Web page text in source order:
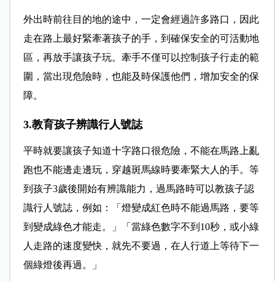
外出時前往目的地的途中，一定會經過許多路口，因此
走在路上最好緊牽著孩子的手，到確保安全的可活動地
區，再放手讓孩子玩。牽手不僅可以控制孩子行走的範
圍，當出現危險時，也能及時保護他們，增加安全的保
障。
3.教育孩子辨識行人號誌
平時就要讓孩子知道十字路口很危險，不能在馬路上亂
跑也不能邊走邊玩，穿越斑馬線時要牽緊大人的手。等
到孩子3歲後開始有辨識能力，過馬路時可以教孩子認
識行人號誌，例如：「燈變成紅色時不能過馬路，要等
到變成綠色才能走。」「當綠色數字不到10秒，或小綠
人走路的速度變快，就先不要過，在人行道上等待下一
個綠燈後再過。」